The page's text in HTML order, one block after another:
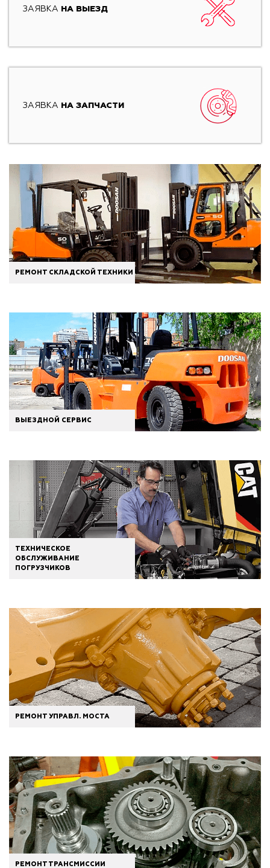
ЗАЯВКА НА ВЫЕЗД
ЗАЯВКА НА ЗАПЧАСТИ
РЕМОНТ СКЛАДСКОЙ ТЕХНИКИ
ВЫЕЗДНОЙ СЕРВИС
ТЕХНИЧЕСКОЕ
ОБСЛУЖИВАНИЕ
ПОГРУЗЧИКОВ
РЕМОНТ УПРАВЛ. МОСТА
РЕМОНТ ТРАНСМИССИИ